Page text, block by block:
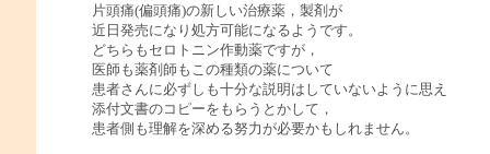
片頭痛(偏頭痛)の新しい治療薬，製剤が
近日発売になり処方可能になるようです。
どちらもセロトニン作動薬ですが，
医師も薬剤師もこの種類の薬について
患者さんに必ずしも十分な説明はしていないように思え
添付文書のコピーをもらうとかして，
患者側も理解を深める努力が必要かもしれません。